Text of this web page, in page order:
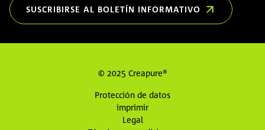
SUSCRIBIRSE AL BOLETÍN INFORMATIVO
(OPENS IN NEW WINDOW)
© 2025 Creapure®
Protección de datos
imprimir
Legal